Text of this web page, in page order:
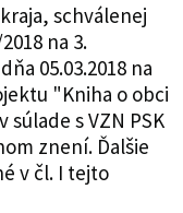
schválenej
na 3.
05.03.2018 na
"Kniha o obci
súlade s VZN PSK
znení. Ďalšie
v čl. I tejto